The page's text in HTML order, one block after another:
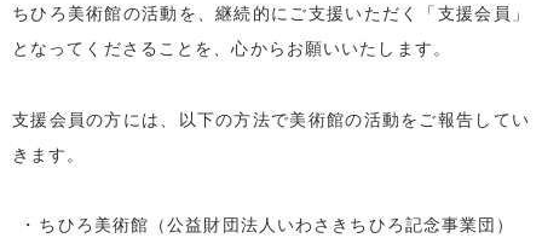
ちひろ美術館の活動を、継続的にご支援いただく「支援会員」
となってくださることを、心からお願いいたします。
支援会員の方には、以下の方法で美術館の活動をご報告してい
きます。
ちひろ美術館（公益財団法人いわさきちひろ記念事業団）